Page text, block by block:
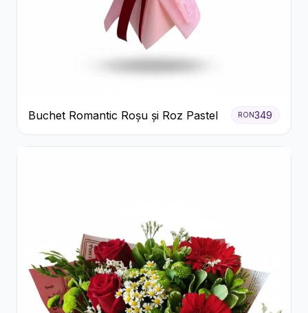
Buchet Romantic Roșu și Roz Pastel RON349